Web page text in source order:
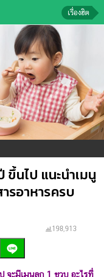
เรื่องฮิต
ขึ้นไป แนะนำเมนู
รอาหารครบ
198,913
จะมีเมนูลูก 1 ขวบ อะไรที่